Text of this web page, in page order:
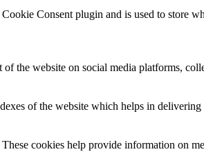
Consent plugin and is used to store
the website on social media platforms,
of the website which helps in
cookies help provide information on